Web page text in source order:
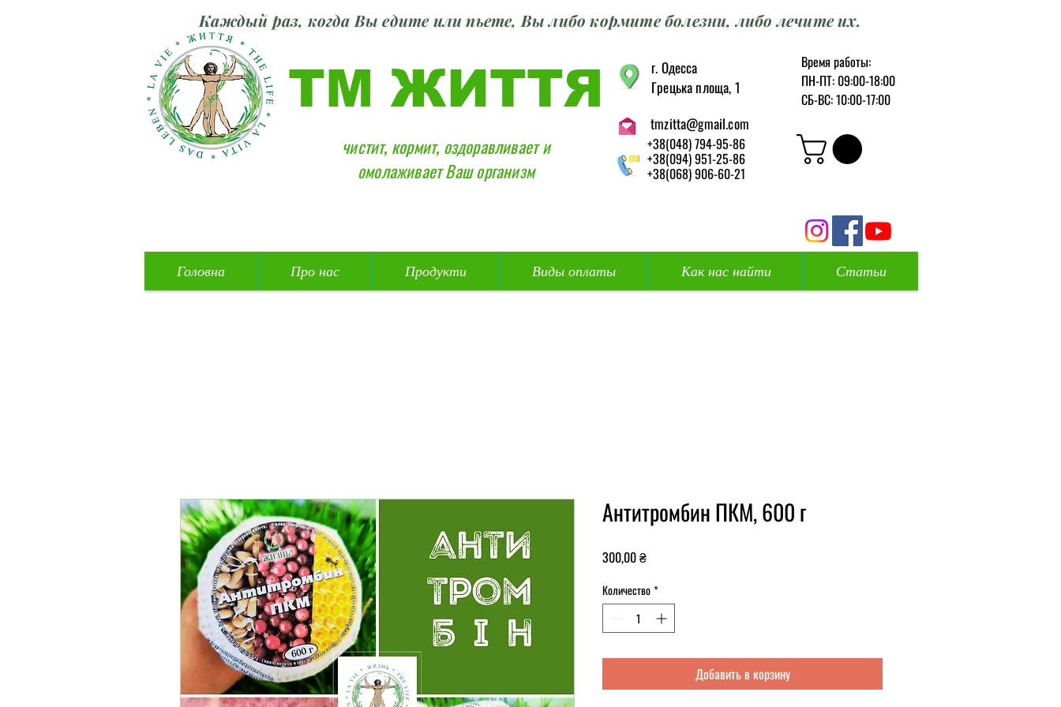
Каждый раз, когда Вы едите или пьете, Вы либо кормите болезни, либо лечите их.
ТМ ЖИТТЯ
чистит, кормит, оздоравливает и
омолаживает Ваш организм
г. Одесса
Грецька площа, 1
tmzitta@gmail.com
+38(048) 794-95-86
+38(094) 951-25-86
+38(068) 906-60-21
Время работы:
ПН-ПТ: 09:00-18:00
СБ-ВС: 10:00-17:00
Головна Про нас Продукти Виды оплаты Как нас найти Статьи
Антитромбин ПКМ, 600 г
300,00 ₴Цена
Количество*
Добавить в корзину